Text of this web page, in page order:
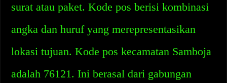
surat atau paket. Kode pos berisi kombinasi
angka dan huruf yang merepresentasikan
lokasi tujuan. Kode pos kecamatan Samboja
adalah 76121. Ini berasal dari gabungan